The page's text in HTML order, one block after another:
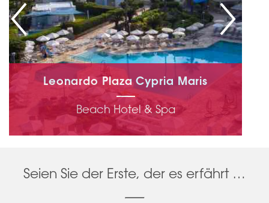
Leonardo Plaza Cypria Maris
Beach Hotel & Spa
Seien Sie der Erste, der es erfährt …